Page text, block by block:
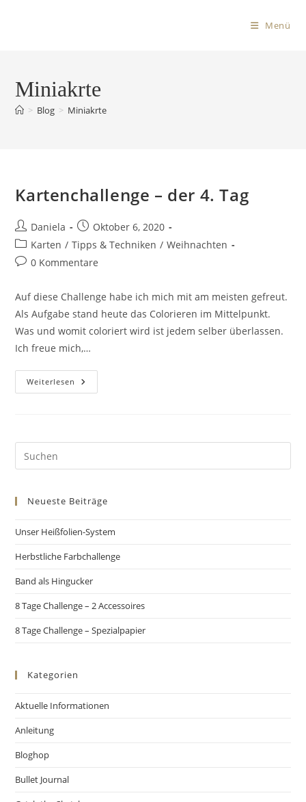
Menü
Miniakrte
> Blog > Miniakrte
Kartenchallenge – der 4. Tag
Daniela
Oktober 6, 2020
Karten / Tipps & Techniken / Weihnachten
0 Kommentare
Auf diese Challenge habe ich mich mit am meisten gefreut.
Als Aufgabe stand heute das Colorieren im Mittelpunkt.
Was und womit coloriert wird ist jedem selber überlassen.
Ich freue mich,…
Weiterlesen
Neueste Beiträge
Unser Heißfolien-System
Herbstliche Farbchallenge
Band als Hingucker
8 Tage Challenge – 2 Accessoires
8 Tage Challenge – Spezialpapier
Kategorien
Aktuelle Informationen
Anleitung
Bloghop
Bullet Journal